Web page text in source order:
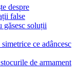
despre
false
găsesc soluții
ce adâncesc
de armament